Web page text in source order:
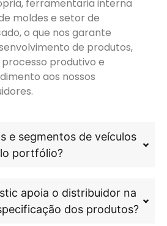
ferramentaria interna
moldes e setor de
o que nos garante
de produtos,
produtivo e
aos nossos
e segmentos de veículos
portfólio?
apoia o distribuidor na
dos produtos?